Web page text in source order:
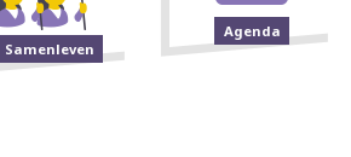
Samenleven
Agenda